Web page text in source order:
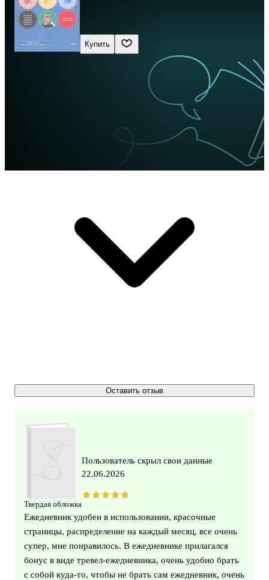
Купить
Оставить отзыв
Твердая обложка
Пользователь скрыл свои данные
22.06.2026
Ежедневник удобен в использовании, красочные
страницы, распределение на каждый месяц, все очень
супер, мне понравилось. В ежедневнике прилагался
бонус в виде тревел-ежедневника, очень удобно брать
с собой куда-то, чтобы не брать сам ежедневник, очень